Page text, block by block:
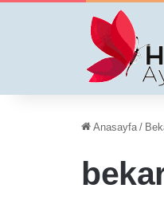
Anasayfa /